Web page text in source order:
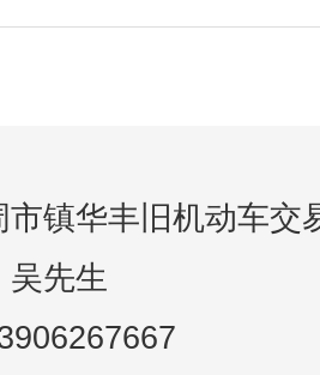
靠谱的方法，同时也是很多
市镇华丰旧机动车交
吴先生